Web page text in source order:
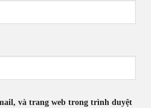
và trang web trong trình duyệt